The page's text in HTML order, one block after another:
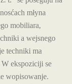
młyna
mobiliara,
a wejsnego
techniki ma
ekspoziciji se
wopisowanje.